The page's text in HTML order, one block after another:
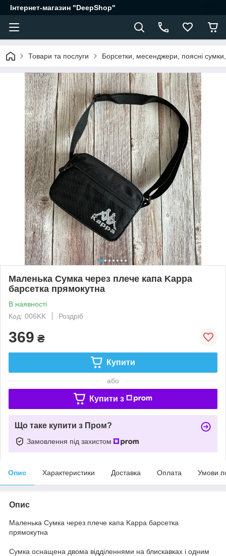
Інтернет-магазин "DeepShop"
Товари та послуги Борсетки, месенджери, поясні сумки,
Маленька Сумка через плече капа Kappa
барсетка прямокутна
В наявності
Код: 006KK
Роздріб
369 ₴
Купити
або
Купити з
Що таке купити з Пром?
Замовлення під захистом
Опис Характеристики Доставка Оплата Умови
Опис
Маленька Сумка через плече капа Kappa барсетка
прямокутна
Сумка оснащена двома відділеннями на блискавках і одним